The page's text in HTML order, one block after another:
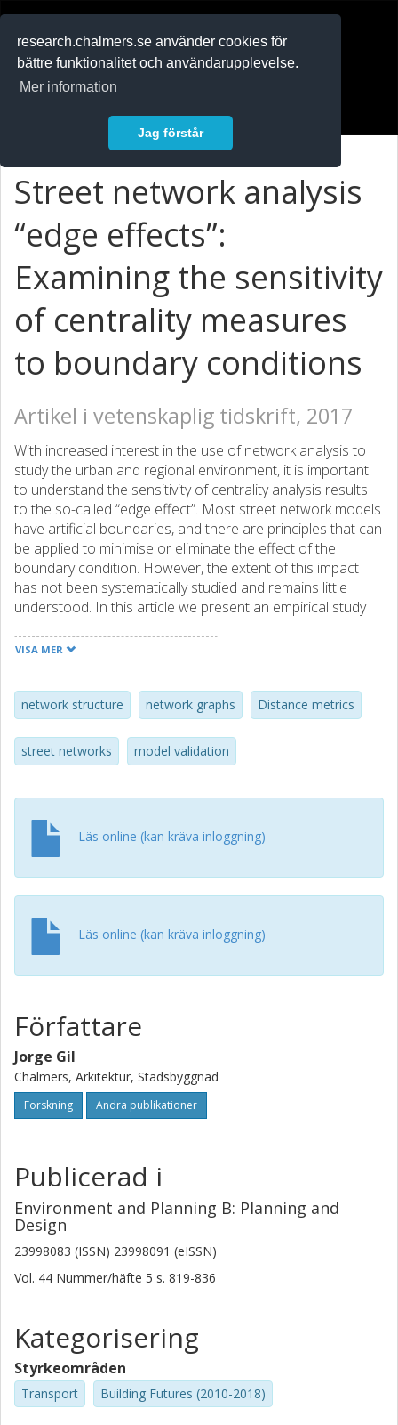
research.chalmers.se använder cookies för
bättre funktionalitet och användarupplevelse.
Mer information
Jag förstår
Street network analysis
“edge effects”:
Examining the sensitivity
of centrality measures
to boundary conditions
Artikel i vetenskaplig tidskrift, 2017
With increased interest in the use of network analysis to
study the urban and regional environment, it is important
to understand the sensitivity of centrality analysis results
to the so-called “edge effect”. Most street network models
have artificial boundaries, and there are principles that can
be applied to minimise or eliminate the effect of the
boundary condition. However, the extent of this impact
has not been systematically studied and remains little
understood. In this article we present an empirical study
the results of closeness and betweenness centrality
edge effect, and that the same centrality measure is
affected differently depending on the type of network
distance used. These results highlight the importance, in
any study of street networks, of defining the network's
question, and of selecting appropriate analysis parameters
and statistics.
VISA MER
network structure network graphs Distance metrics
street networks model validation
Läs online (kan kräva inloggning)
Läs online (kan kräva inloggning)
Författare
Jorge Gil
Chalmers, Arkitektur, Stadsbyggnad
Forskning Andra publikationer
Publicerad i
Environment and Planning B: Planning and
Design
23998083 (ISSN) 23998091 (eISSN)
Vol. 44 Nummer/häfte 5 s. 819-836
Kategorisering
Styrkeområden
Transport Building Futures (2010-2018)